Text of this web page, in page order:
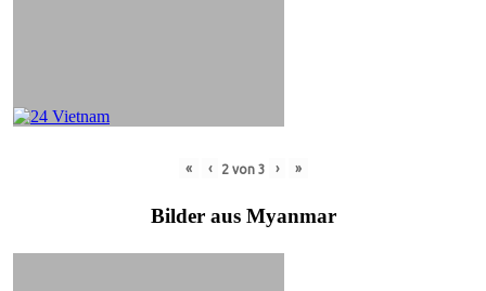
« ‹ 2von 3 › »
Bilder aus Myanmar